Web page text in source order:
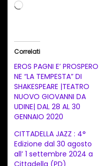
C
a
m
e
n
t
o
i
Correlati
EROS PAGNI E’ PROSPERO
NE “LA TEMPESTA” DI
SHAKESPEARE |TEATRO
NUOVO GIOVANNI DA
UDINE| DAL 28 AL 30
GENNAIO 2020
CITTADELLA JAZZ : 4°
Edizione dal 30 agosto
all’ 1 settembre 2024 a